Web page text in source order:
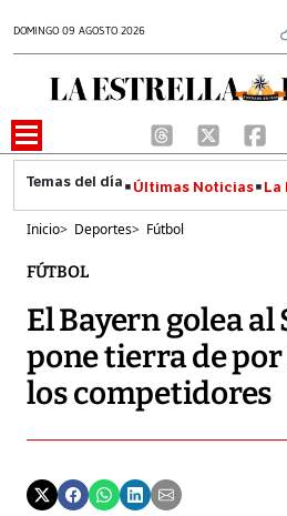
DOMINGO 09 AGOSTO 2026
Últimas Noticias La
Inicio> Deportes> Fútbol
FÚTBOL
El Bayern golea al
pone tierra de
los competidores